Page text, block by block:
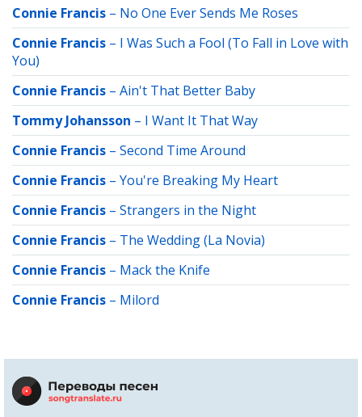
Connie Francis – No One Ever Sends Me Roses
Connie Francis – I Was Such a Fool (To Fall in Love with
You)
Connie Francis – Ain't That Better Baby
Tommy Johansson – I Want It That Way
Connie Francis – Second Time Around
Connie Francis – You're Breaking My Heart
Connie Francis – Strangers in the Night
Connie Francis – The Wedding (La Novia)
Connie Francis – Mack the Knife
Connie Francis – Milord